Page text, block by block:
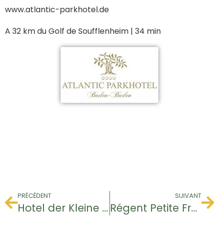
www.atlantic-parkhotel.de
A 32 km du Golf de Soufflenheim | 34 min
PRÉCÉDENT
Hotel der Kleine Prinz
SUIVANT
Régent Petite France